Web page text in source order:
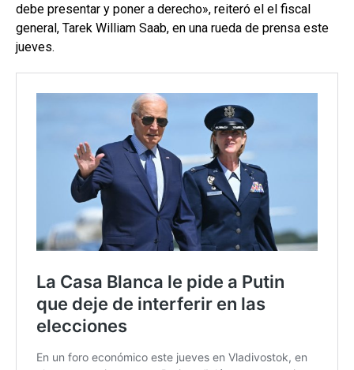
debe presentar y poner a derecho», reiteró el el fiscal
general, Tarek William Saab, en una rueda de prensa este
jueves.